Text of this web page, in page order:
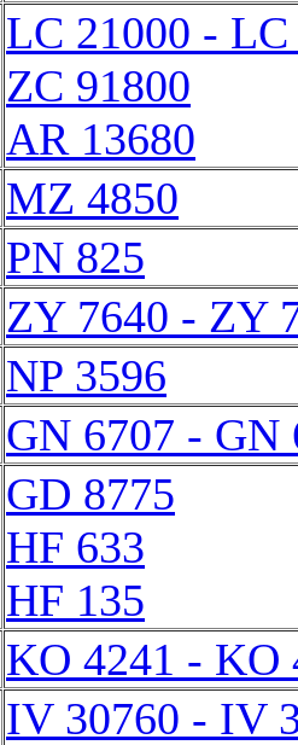
LC 21000 - LC
ZC 91800
AR 13680
MZ 4850
PN 825
ZY 7640 - ZY
NP 3596
GN 6707 - GN
GD 8775
HF 633
HF 135
KO 4241 - KO
IV 30760 - IV